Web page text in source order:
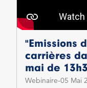
"Emissions
carrières
mai de
Webinaire 05 Mai